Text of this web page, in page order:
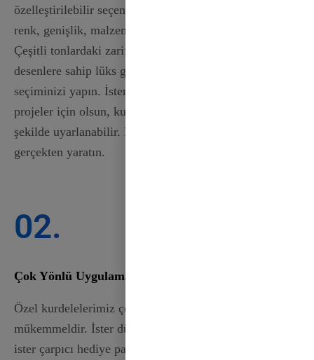
özelleştirilebilir seçeneklerle vizyonunuza en uygun
renk, genişlik, malzeme ve tasarımı seçebilirsiniz.
Çeşitli tonlardaki zarif saten kurdelelerden karmaşık
desenlere sahip lüks grogren kurdelelere kadar
seçiminizi yapın. İster etkinlikler, ister hediyeler veya
projeler için olsun, kurdelelerimiz her duruma uyacak
şekilde uyarlanabilir. Hayal gücünüzü serbest bırakın ve
gerçekten yaratın.
02.
Çok Yönlü Uygulamalar
Özel kurdelelerimiz çok çeşitli uygulamalar için
mükemmeldir. İster düğünler için dekorasyon yapıyor,
ister çarpıcı hediye paketleri oluşturuyor veya